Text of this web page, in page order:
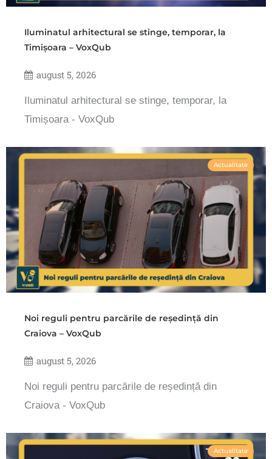
Iluminatul arhitectural se stinge, temporar, la
Timișoara – VoxQub
august 5, 2026
Iluminatul arhitectural se stinge, temporar, la
Timișoara - VoxQub
Actualitate
Noi reguli pentru parcările de reședință din
Craiova – VoxQub
august 5, 2026
Noi reguli pentru parcările de reședință din
Craiova - VoxQub
Actualitate